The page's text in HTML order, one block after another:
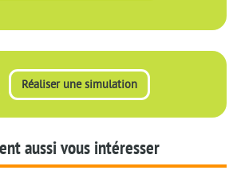
Réaliser une simulation
aussi vous intéresser